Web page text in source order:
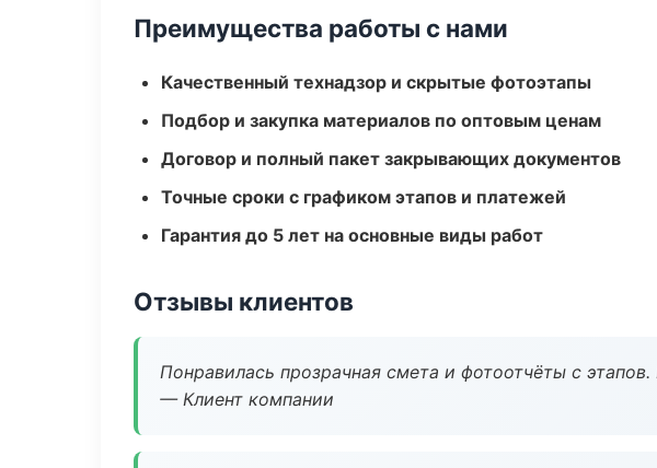
Преимущества работы с нами
Качественный технадзор и скрытые фотоэтапы
Подбор и закупка материалов по оптовым ценам
Договор и полный пакет закрывающих документов
Точные сроки с графиком этапов и платежей
Гарантия до 5 лет на основные виды работ
Отзывы клиентов
Понравилась прозрачная смета и фотоотчёты с
— Клиент компании